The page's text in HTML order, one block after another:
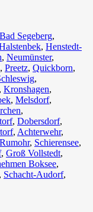
Bad Segeberg,
, Henstedt-
, Neumünster,
, Preetz, Quickborn,
,
, Kronshagen,
, Melsdorf,
,
, Dobersdorf,
, Achterwehr,
Rumohr, Schierensee,
, Groß Vollstedt,
Boksee,
Schacht-Audorf,